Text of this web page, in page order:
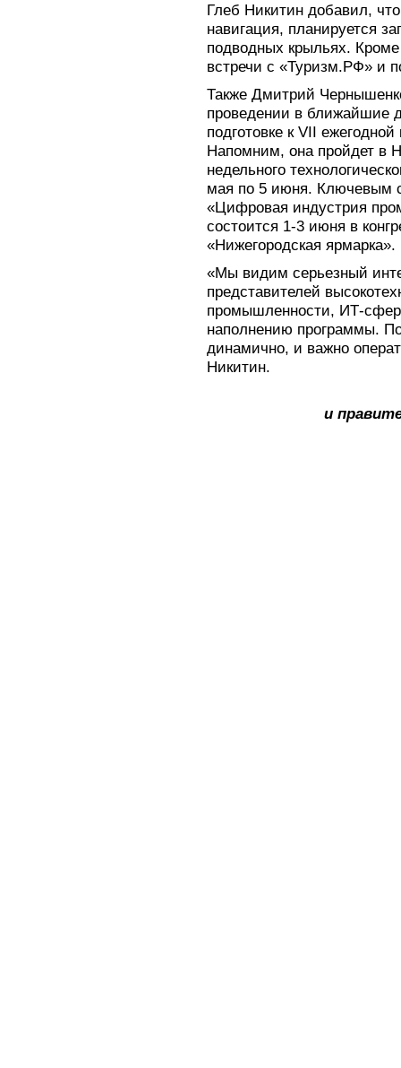
Глеб Никитин добавил,
навигация, планируется
подводных крыльях.
встречи с «Туризм.РФ» и
Также Дмитрий
проведении в ближайшие
подготовке к VII
Напомним, она пройдет в
недельного
мая по 5 июня. Ключевым
«Цифровая индустрия
состоится 1-3 июня в
«Нижегородская ярмарка».
«Мы видим серьезный
представителей
промышленности, ИТ-
наполнению программы.
динамично, и важно
Никитин.
и